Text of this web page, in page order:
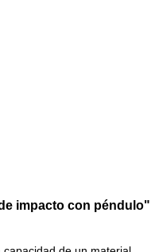
impacto con péndulo"